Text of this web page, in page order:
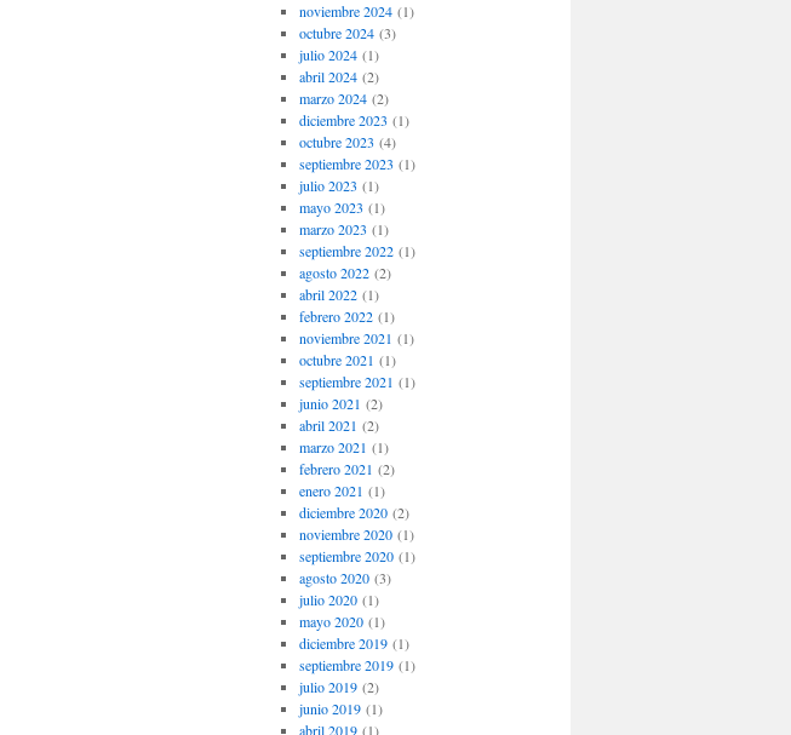
noviembre 2024(1)
octubre 2024(3)
julio 2024(1)
abril 2024(2)
marzo 2024(2)
diciembre 2023 (1)
octubre 2023 (4)
septiembre 2023 (1)
julio 2023 (1)
mayo 2023 (1)
marzo 2023 (1)
septiembre 2022(1)
agosto 2022(2)
abril 2022(1)
febrero 2022(1)
noviembre 2021 (1)
octubre 2021 (1)
septiembre 2021 (1)
junio 2021 (2)
abril 2021 (2)
marzo 2021 (1)
febrero 2021 (2)
enero 2021 (1)
diciembre 2020(2)
noviembre 2020(1)
septiembre 2020(1)
agosto 2020(3)
julio 2020(1)
mayo 2020(1)
diciembre 2019(1)
septiembre 2019(1)
julio 2019(2)
junio 2019(1)
abril 2019(1)